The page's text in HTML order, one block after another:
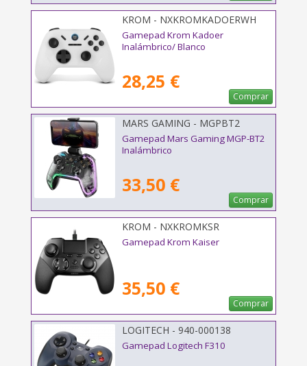
KROM - NXKROMKADOERWH
Gamepad Krom Kadoer
Inalámbrico/ Blanco
28,25 €
Comprar
MARS GAMING - MGPBT2
Gamepad Mars Gaming MGP-BT2
Inalámbrico
33,50 €
Comprar
KROM - NXKROMKSR
Gamepad Krom Kaiser
35,50 €
Comprar
LOGITECH - 940-000138
Gamepad Logitech F310